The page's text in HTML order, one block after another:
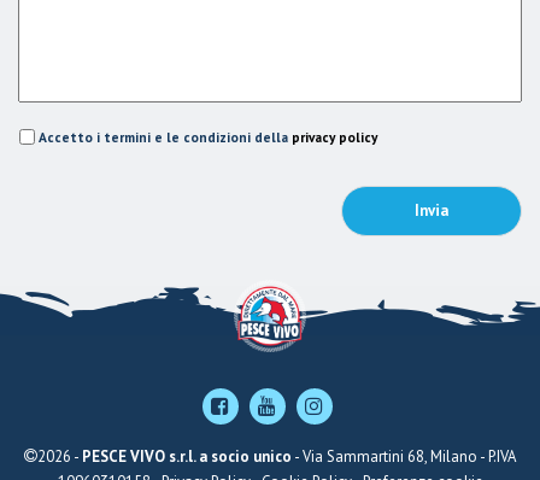
Accetto i termini e le condizioni della privacy policy
2026 - PESCE VIVO s.r.l. a socio unico - Via Sammartini 68, Milano - P.IVA